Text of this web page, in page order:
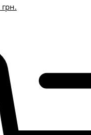
грн.